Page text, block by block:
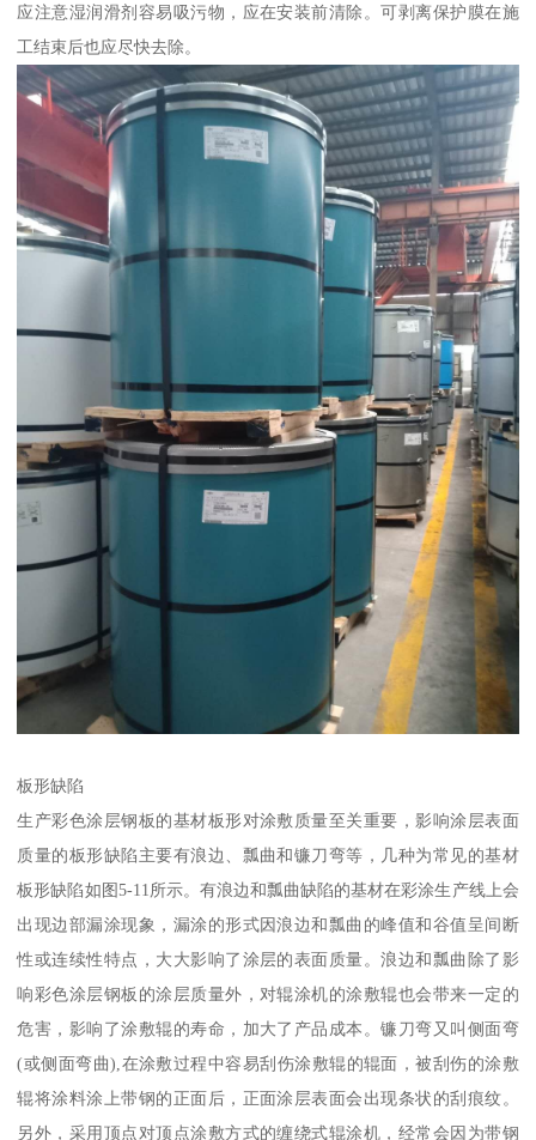
应注意湿润滑剂容易吸污物，应在安装前清除。可剥离保护膜在施
工结束后也应尽快去除。
板形缺陷
生产彩色涂层钢板的基材板形对涂敷质量至关重要，影响涂层表面
质量的板形缺陷主要有浪边、瓢曲和镰刀弯等，几种为常见的基材
板形缺陷如图5-11所示。有浪边和瓢曲缺陷的基材在彩涂生产线上会
出现边部漏涂现象，漏涂的形式因浪边和瓢曲的峰值和谷值呈间断
性或连续性特点，大大影响了涂层的表面质量。浪边和瓢曲除了影
响彩色涂层钢板的涂层质量外，对辊涂机的涂敷辊也会带来一定的
危害，影响了涂敷辊的寿命，加大了产品成本。镰刀弯又叫侧面弯
(或侧面弯曲),在涂敷过程中容易刮伤涂敷辊的辊面，被刮伤的涂敷
辊将涂料涂上带钢的正面后，正面涂层表面会出现条状的刮痕纹。
另外，采用顶点对顶点涂敷方式的缠绕式辊涂机，经常会因为带钢